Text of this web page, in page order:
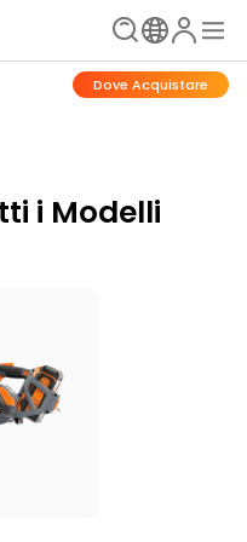
Dove Acquistare
i Modelli